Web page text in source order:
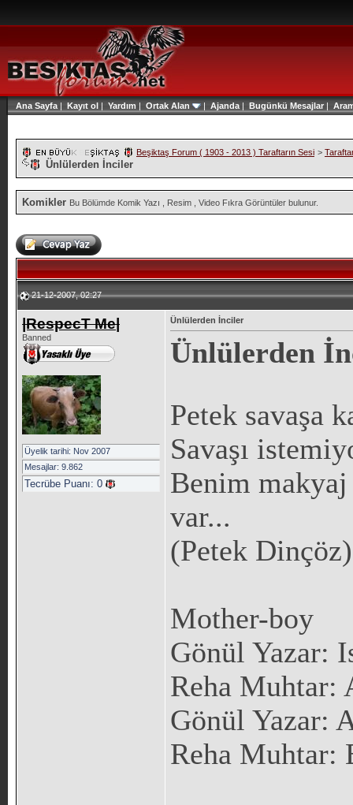
Ana Sayfa | Kayıt ol | Yardım | Ortak Alan | Ajanda | Bugünkü Mesajlar|
Beşiktaş Forum ( 1903 - 2013 ) Taraftarın Sesi >
Ünlülerden İnciler
Komikler Bu Bölümde Komik Yazı , Resim , Video Fıkra Görüntüler bulunur.
21-12-2007, 02:27
|RespecT Me|
Banned
Üyelik tarihi: Nov 2007
Mesajlar: 9.862
Tecrübe Puanı: 0
Ünlülerden İnciler
Ünlülerden
Petek savaşa
Savaşı
Benim makyaj
var...
(Petek Dinçöz)
Mother-boy
Gönül Yazar:
Reha Muhtar:
Gönül Yazar:
Reha Muhtar: